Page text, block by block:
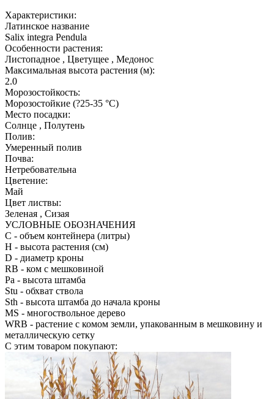
Характеристики:
Латинское название
Salix integra Pendula
Особенности растения:
Листопадное , Цветущее , Медонос
Максимальная высота растения (м):
2.0
Морозостойкость:
Морозостойкие (?25-35 °С)
Место посадки:
Солнце , Полутень
Полив:
Умеренный полив
Почва:
Нетребовательна
Цветение:
Май
Цвет листвы:
Зеленая , Сизая
УСЛОВНЫЕ ОБОЗНАЧЕНИЯ
С - объем контейнера (литры)
H - высота растения (см)
D - диаметр кроны
RB - ком с мешковиной
Pa - высота штамба
Stu - обхват ствола
Sth - высота штамба до начала кроны
MS - многоствольное дерево
WRB - растение с комом земли, упакованным в мешковину и
металлическую сетку
С этим товаром покупают: